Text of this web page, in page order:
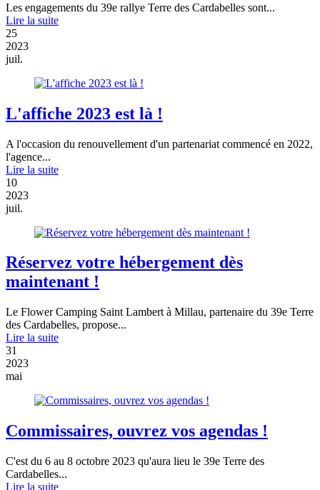
Les engagements du 39e rallye Terre des Cardabelles sont...
Lire la suite
25
2023
juil.
L'affiche 2023 est là !
A l'occasion du renouvellement d'un partenariat commencé en 2022,
l'agence...
Lire la suite
10
2023
juil.
Réservez votre hébergement dès
maintenant !
Le Flower Camping Saint Lambert à Millau, partenaire du 39e Terre
des Cardabelles, propose...
Lire la suite
31
2023
mai
Commissaires, ouvrez vos agendas !
C'est du 6 au 8 octobre 2023 qu'aura lieu le 39e Terre des
Cardabelles...
Lire la suite